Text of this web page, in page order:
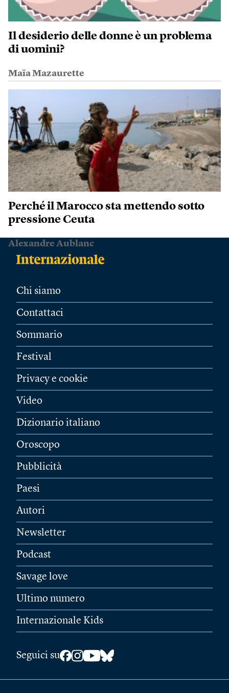
Il desiderio delle donne è un problema
di uomini?
Maïa Mazaurette
Perché il Marocco sta mettendo sotto
pressione Ceuta
Alexandre Aublanc
Chi siamo
Contattaci
Sommario
Festival
Privacy e cookie
Video
Dizionario italiano
Oroscopo
Pubblicità
Paesi
Autori
Newsletter
Podcast
Savage love
Ultimo numero
Internazionale Kids
Seguici su